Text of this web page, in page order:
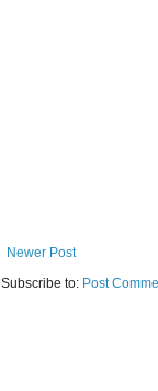
Newer Post
Subscribe to: Post